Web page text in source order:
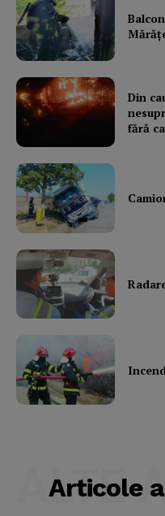
Din
fără
Articole
ALTE